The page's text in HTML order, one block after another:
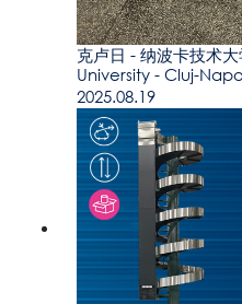
克卢日 - 纳波卡技术
University - Cluj-
2025.08.19